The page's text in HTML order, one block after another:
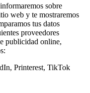
sobre
web y te mostraremos
tus datos
proveedores
publicidad online,
Printerest, TikTok